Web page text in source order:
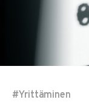
#Yrittäminen